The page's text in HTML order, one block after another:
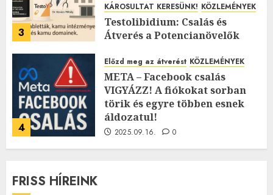
3
KÁROSULTAT KERESÜNK! KÖZLEMÉNYEK
Testolibidium: Csalás és
Átverés a Potencianövelők
2025.11.07. 0
4
Előzd meg az átverést KÖZLEMÉNYEK
META – Facebook csalás
VIGYÁZZ! A fiókokat sorban
törik és egyre többen esnek
áldozatul!
2025.09.16. 0
FRISS HÍREINK